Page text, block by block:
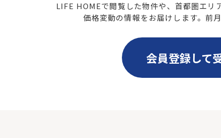
LIFE HOMEで閲覧した物件や、首都圏エリ
価格変動の情報をお届けします。前
会員登録して